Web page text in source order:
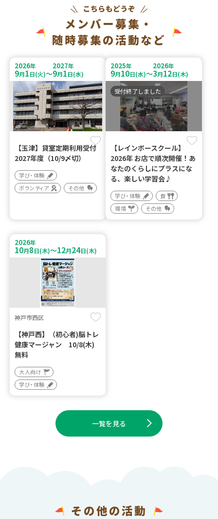
メンバー募集・
随時募集の活動など
2026年
9月1日(火)～
2027年
9月1日(水)
【玉津】貸室定期利用受付
2027年度（10/9〆切）
学び・体験
ボランティア
その他
2025年
9月10日(水)～
2026年
3月12日(木)
受付終了しました
【レインボースクール】
2026年 お店で順次開催！あ
なたのくらしにプラスにな
る、楽しい学習会♪
学び・体験
食
環境
その他
2026年
10月8日(木)～12月24日(木)
神戸市西区
【神戸西】（初心者)脳トレ
健康マージャン 10/8(木)
無料
大人向け
学び・体験
一覧を見る
その他の活動